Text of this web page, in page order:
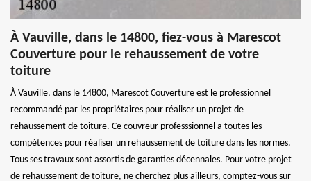
À Vauville, dans le 14800, fiez-vous à Marescot
Couverture pour le rehaussement de votre
toiture
À Vauville, dans le 14800, Marescot Couverture est le professionnel
recommandé par les propriétaires pour réaliser un projet de
rehaussement de toiture. Ce couvreur professsionnel a toutes les
compétences pour réaliser un rehaussement de toiture dans les normes.
Tous ses travaux sont assortis de garanties décennales. Pour votre projet
de rehaussement de toiture, ne cherchez plus ailleurs, comptez-vous sur